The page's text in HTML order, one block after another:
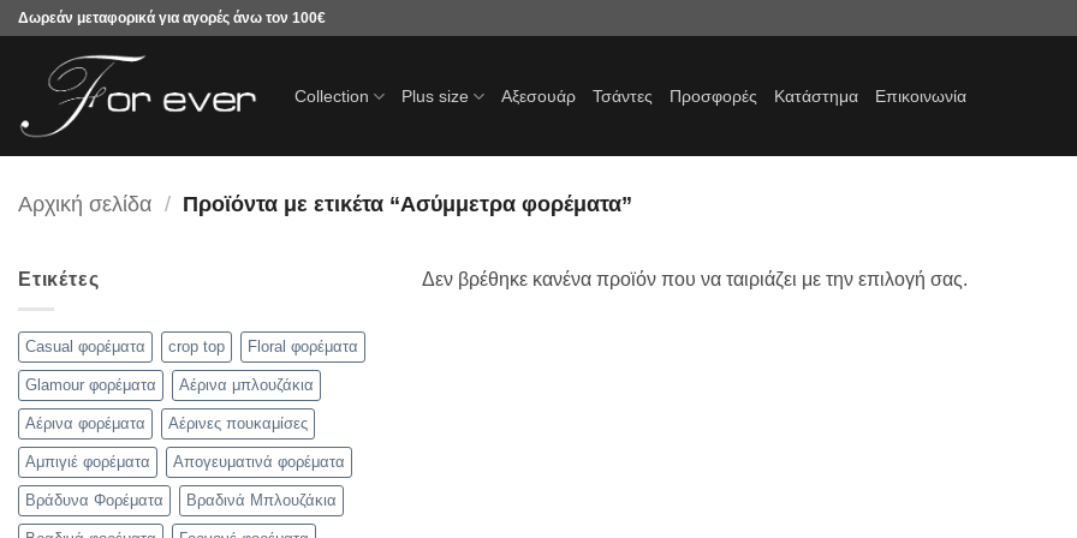
Μετάβαση
περιεχόμενο
Δωρεάν μεταφορικά για αγορές άνω τον 100€
Collection Plus size Αξεσουάρ Τσάντες Προσφορές Κατάστημα Επικοινωνία
Αρχική σελίδα / Προϊόντα με ετικέτα “Ασύμμετρα φορέματα”
Ετικέτες
Casual φορέματα crop top Floral φορέματα
Glamour φορέματα Αέρινα μπλουζάκια
Αέρινα φορέματα Αέρινες πουκαμίσες
Αμπιγιέ φορέματα Απογευματινά φορέματα
Βράδυνα Φορέματα Βραδινά Μπλουζάκια
Δεν βρέθηκε κανένα προϊόν που να ταιριάζει με την επιλογή σας.